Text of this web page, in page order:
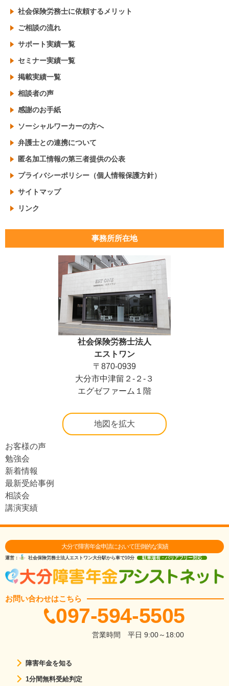
社会保険労務士に依頼するメリット
ご相談の流れ
サポート実績一覧
セミナー実績一覧
掲載実績一覧
相談者の声
感謝のお手紙
ソーシャルワーカーの方へ
弁護士との連携について
匿名加工情報の第三者提供の公表
プライバシーポリシー（個人情報保護方針）
サイトマップ
リンク
事務所所在地
社会保険労務士法人
エストワン
〒870-0939
大分市中津留２-２-３
エグゼファーム１階
地図を拡大
お客様の声
勉強会
新着情報
最新受給事例
相談会
講演実績
大分で障害年金申請において圧倒的な実績
運営： 社会保険労務士法人エストワン大分駅から車で10分 駐車場有・バリアフリー対応
お問い合わせはこちら
097-594-5505
営業時間 平日 9:00～18:00
障害年金を知る
1分間無料受給判定